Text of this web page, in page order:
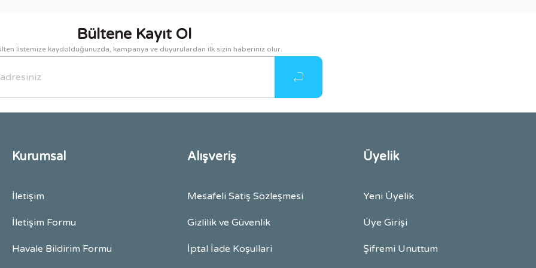
Bültene Kayıt Ol
listemize kaydolduğunuzda, kampanya ve duyurulardan ilk sizin haberiniz olur.
Kurumsal
İletişim
İletişim Formu
Havale Bildirim Formu
Alışveriş
Mesafeli Satış Sözleşmesi
Gizlilik ve Güvenlik
İptal İade Koşullari
Üyelik
Yeni Üyelik
Üye Girişi
Şifremi Unuttum